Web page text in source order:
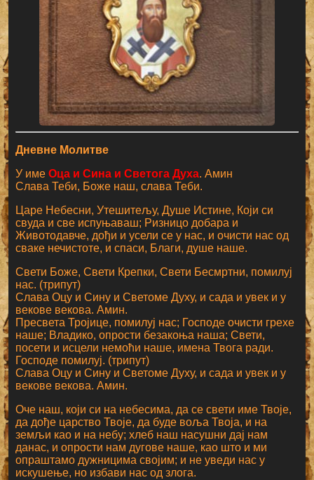
Дневне Молитве
У имеОца и Сина и Светога Духа. Амин
Слава Теби, Боже наш, слава Теби.
Царе Небесни, Утешитељу, Душе Истине, Који си
свуда и све испуњаваш; Ризницо добара и
Животодавче, дођи и усели се у нас, и очисти нас од
сваке нечистоте, и спаси, Благи, душе наше.
Свети Боже, Свети Крепки, Свети Бесмртни, помилуј
нас. (трипут)
Слава Оцу и Сину и Светоме Духу, и сада и увек и у
векове векова. Амин.
Пресвета Тројице, помилуј нас; Господе очисти грехе
наше; Владико, опрости безакоња наша; Свети,
посети и исцели немоћи наше, имена Твога ради.
Господе помилуј. (трипут)
Слава Оцу и Сину и Светоме Духу, и сада и увек и у
векове векова. Амин.
Оче наш, који си на небесима, да се свети име Твоје,
да дође царство Твоје, да буде воља Твоја, и на
земљи као и на небу; хлеб наш насушни дај нам
данас, и опрости нам дугове наше, као што и ми
опраштамо дужницима својим; и не уведи нас у
искушење, но избави нас од злога.